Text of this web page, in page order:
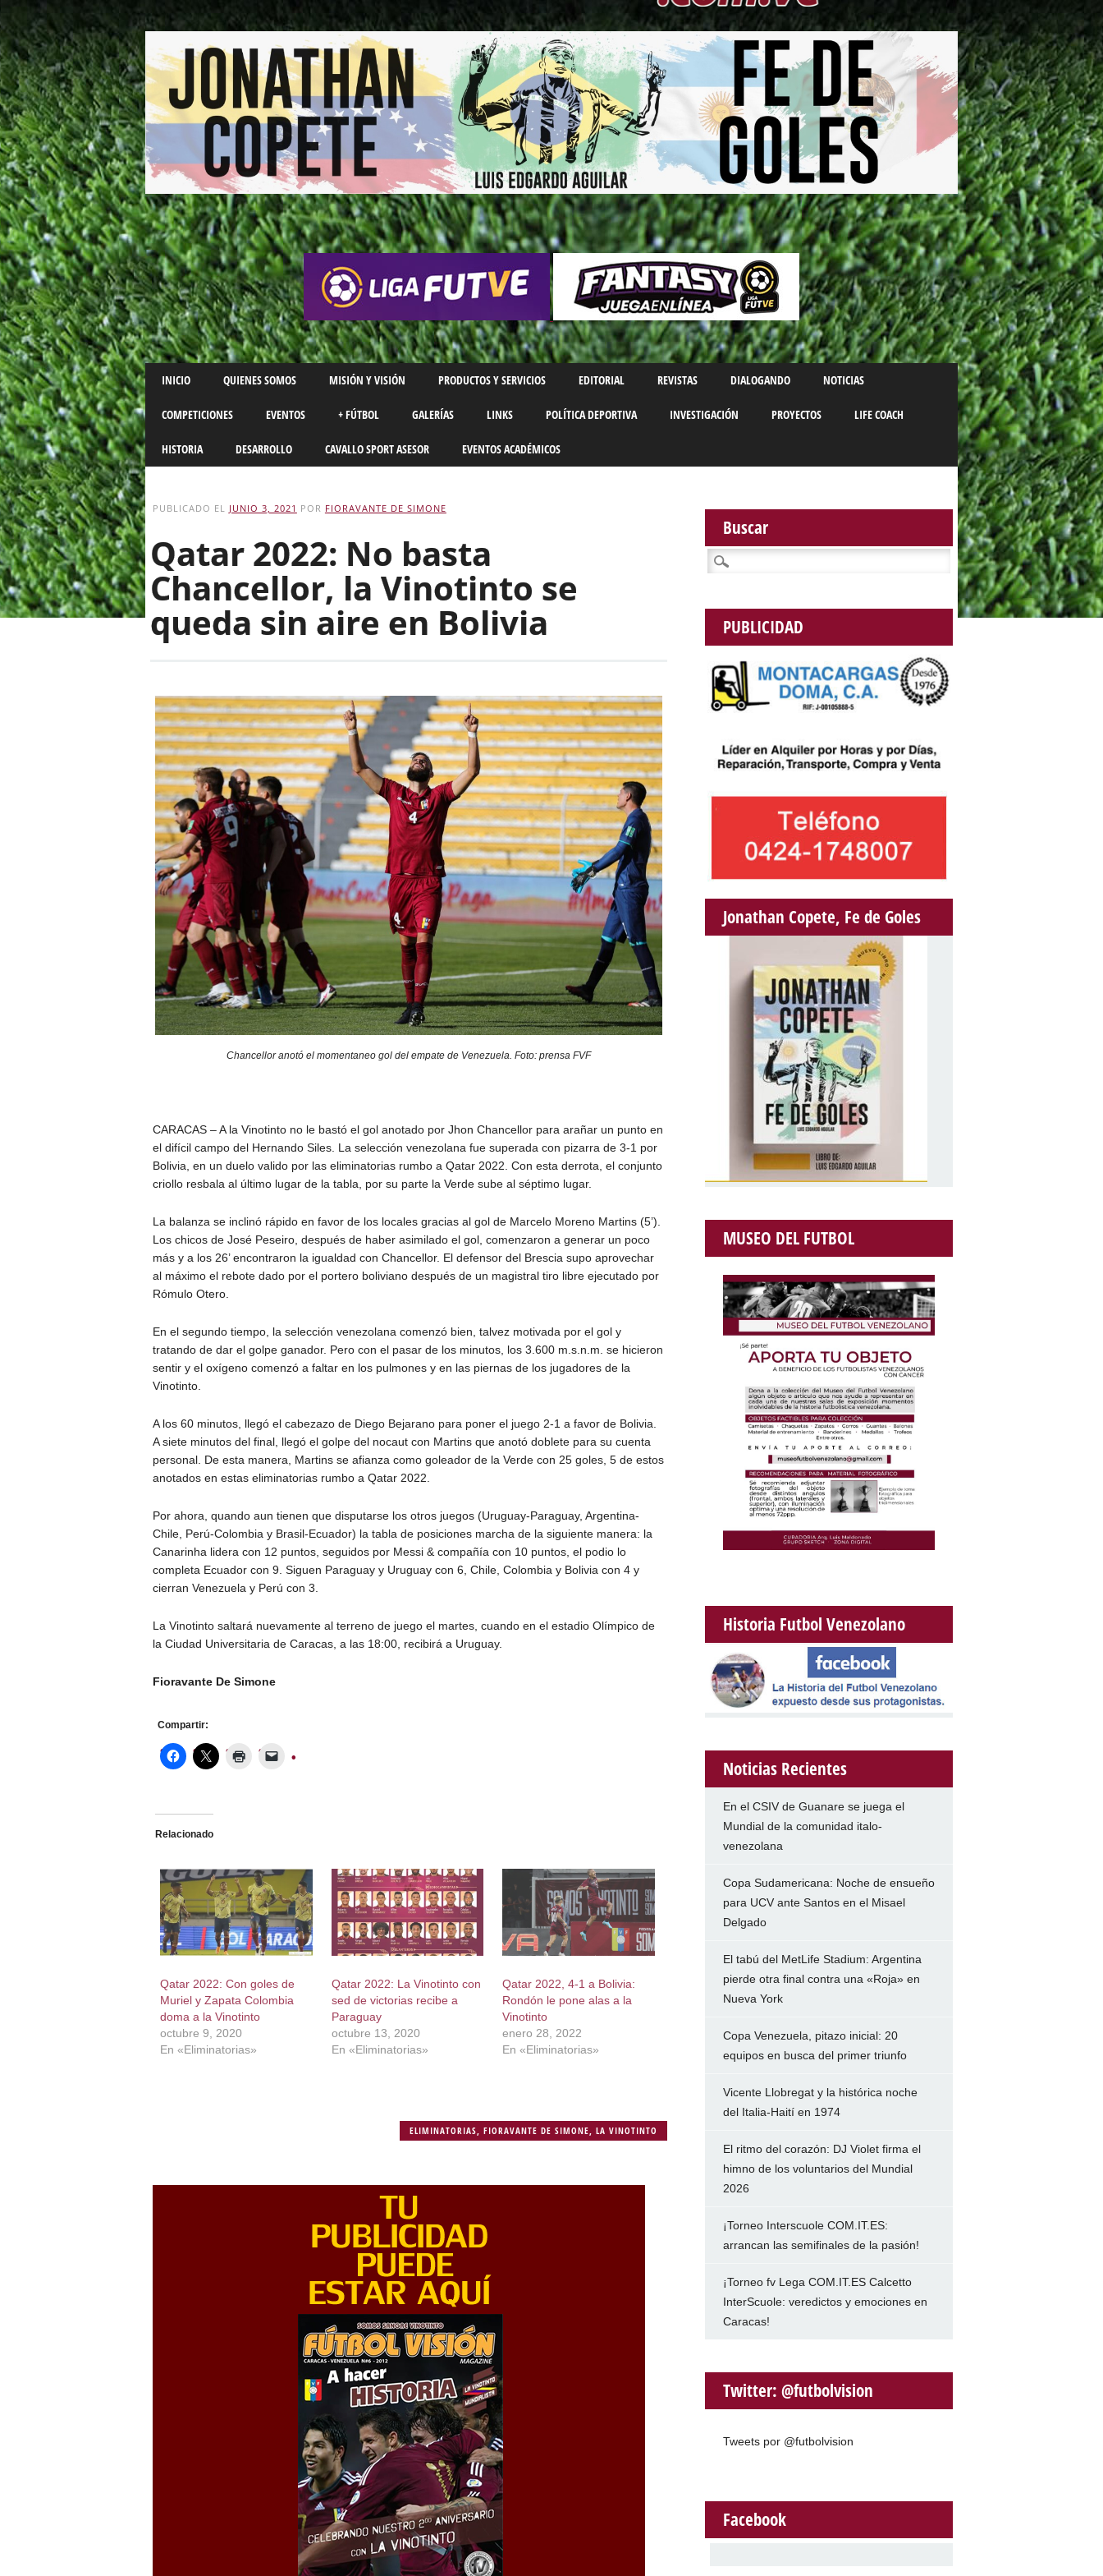
Main menu
Skip
to
content
INICIO QUIENES SOMOS MISIÓN Y VISIÓN PRODUCTOS Y SERVICIOS EDITORIAL REVISTAS DIALOGANDO NOTICIAS
COMPETICIONES EVENTOS + FÚTBOL GALERÍAS LINKS POLÍTICA DEPORTIVA INVESTIGACIÓN PROYECTOS LIFE COACH
HISTORIA DESARROLLO CAVALLO SPORT ASESOR EVENTOS ACADÉMICOS
PUBLICADO EL JUNIO 3, 2021 POR FIORAVANTE DE SIMONE
Qatar 2022: No basta
Chancellor, la Vinotinto se
queda sin aire en Bolivia
Chancellor anotó el momentaneo gol del empate de Venezuela. Foto: prensa FVF
CARACAS – A la Vinotinto no le bastó el gol anotado por Jhon Chancellor para arañar un punto en
el difícil campo del Hernando Siles. La selección venezolana fue superada con pizarra de 3-1 por
Bolivia, en un duelo valido por las eliminatorias rumbo a Qatar 2022. Con esta derrota, el conjunto
criollo resbala al último lugar de la tabla, por su parte la Verde sube al séptimo lugar.
La balanza se inclinó rápido en favor de los locales gracias al gol de Marcelo Moreno Martins (5’).
Los chicos de José Peseiro, después de haber asimilado el gol, comenzaron a generar un poco
más y a los 26’ encontraron la igualdad con Chancellor. El defensor del Brescia supo aprovechar
al máximo el rebote dado por el portero boliviano después de un magistral tiro libre ejecutado por
Rómulo Otero.
En el segundo tiempo, la selección venezolana comenzó bien, talvez motivada por el gol y
tratando de dar el golpe ganador. Pero con el pasar de los minutos, los 3.600 m.s.n.m. se hicieron
sentir y el oxígeno comenzó a faltar en los pulmones y en las piernas de los jugadores de la
Vinotinto.
A los 60 minutos, llegó el cabezazo de Diego Bejarano para poner el juego 2-1 a favor de Bolivia.
A siete minutos del final, llegó el golpe del nocaut con Martins que anotó doblete para su cuenta
personal. De esta manera, Martins se afianza como goleador de la Verde con 25 goles, 5 de estos
anotados en estas eliminatorias rumbo a Qatar 2022.
Por ahora, quando aun tienen que disputarse los otros juegos (Uruguay-Paraguay, Argentina-
Chile, Perú-Colombia y Brasil-Ecuador) la tabla de posiciones marcha de la siguiente manera: la
Canarinha lidera con 12 puntos, seguidos por Messi & compañía con 10 puntos, el podio lo
completa Ecuador con 9. Siguen Paraguay y Uruguay con 6, Chile, Colombia y Bolivia con 4 y
cierran Venezuela y Perú con 3.
La Vinotinto saltará nuevamente al terreno de juego el martes, cuando en el estadio Olímpico de
la Ciudad Universitaria de Caracas, a las 18:00, recibirá a Uruguay.
Fioravante De Simone
Compartir:
Relacionado
Qatar 2022: Con goles de
Muriel y Zapata Colombia
doma a la Vinotinto
octubre 9, 2020
En «Eliminatorias»
Qatar 2022: La Vinotinto con
sed de victorias recibe a
Paraguay
octubre 13, 2020
En «Eliminatorias»
Qatar 2022, 4-1 a Bolivia:
Rondón le pone alas a la
Vinotinto
enero 28, 2022
En «Eliminatorias»
ELIMINATORIAS ,FIORAVANTE DE SIMONE ,LA VINOTINTO
Buscar
Buscar:
PUBLICIDAD
Jonathan Copete, Fe de Goles
MUSEO DEL FUTBOL
Historia Futbol Venezolano
Noticias Recientes
En el CSIV de Guanare se juega el
Mundial de la comunidad italo-
venezolana
Copa Sudamericana: Noche de ensueño
para UCV ante Santos en el Misael
Delgado
El tabú del MetLife Stadium: Argentina
pierde otra final contra una «Roja» en
Nueva York
Copa Venezuela, pitazo inicial: 20
equipos en busca del primer triunfo
Vicente Llobregat y la histórica noche
del Italia-Haití en 1974
El ritmo del corazón: DJ Violet firma el
himno de los voluntarios del Mundial
2026
¡Torneo Interscuole COM.IT.ES:
arrancan las semifinales de la pasión!
¡Torneo fv Lega COM.IT.ES Calcetto
InterScuole: veredictos y emociones en
Caracas!
Twitter: @futbolvision
Tweets por @futbolvision
Facebook